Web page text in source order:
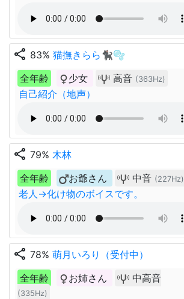
share 83% 猫撫きらら🐈‍⬛🫧
全年齢
少女 高音 (363Hz)
自己紹介（地声）
share 79% 木林
全年齢
お爺さん 中音 (227Hz)
老人→化け物のボイスです。
share 78% 萌月いろり（受付中）
全年齢
お姉さん 中高音
(335Hz)